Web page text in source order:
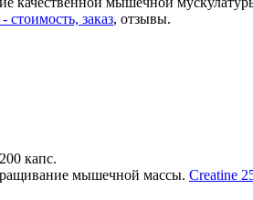
стоимость, заказ, отзывы.
200 капс.
мышечной массы. Creatine